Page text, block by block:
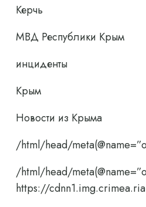
Керчь
МВД Республики Крым
инциденты
Крым
Новости из Крыма
/html/head/
/html/head/
https://